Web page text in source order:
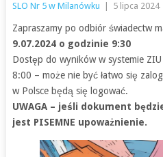
SLO Nr 5 w Milanówku 5 lipca 2024
Zapraszamy po odbiór świadectw
9.07.2024 o godzinie 9:30
Dostęp do wyników w systemie
8:00 – może nie być łatwo się
w Polsce będą się logować.
UWAGA – jeśli dokument
jest PISEMNE upoważnienie.